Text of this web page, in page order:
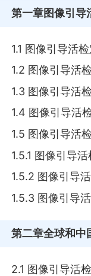
第一章图像引导
1.1 图像引导活
1.2 图像引导活
1.3 图像引导活
1.4 图像引导活
1.5 图像引导活
1.5.1 图像引导
1.5.2 图像引导
1.5.3 图像引导
第二章全球和中
2.1 图像引导活